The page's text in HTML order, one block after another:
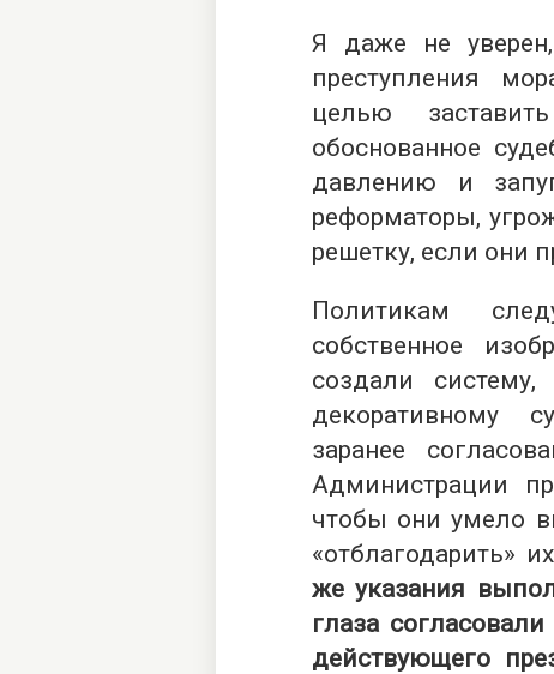
Я даже не
преступления
целью
обоснованное
давлению и
реформаторы,
решетку, если они
Политикам
собственное
создали
декоративному
заранее
Администрации
чтобы они умело
«отблагодарить»
же указания
глаза
действующего